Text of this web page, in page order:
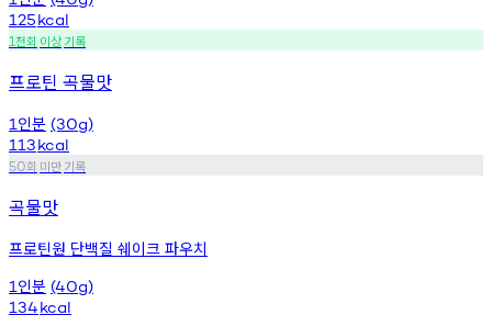
125kcal
1천회 이상기록
프로틴 곡물맛
1 인분 (30g)
113kcal
50회 미만기록
곡물맛
프로틴원 단백질 쉐이크 파우치
1 인분 (40g)
134kcal